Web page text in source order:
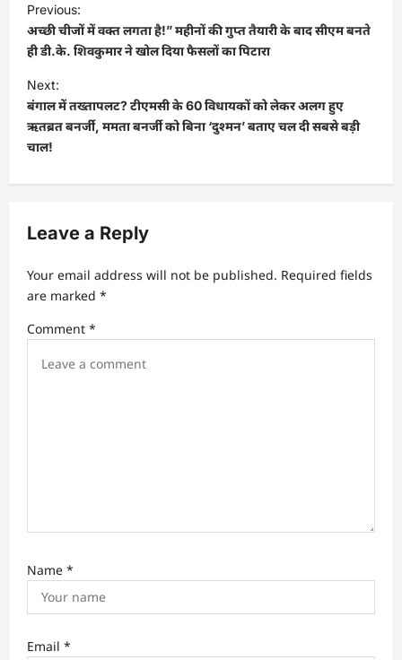
Previous:
अच्छी चीजों में वक्त लगता है!” महीनों की गुप्त तैयारी के बाद सीएम बनते
ही डी.के. शिवकुमार ने खोल दिया फैसलों का पिटारा
Next:
बंगाल में तख्तापलट? टीएमसी के 60 विधायकों को लेकर अलग हुए
ऋतब्रत बनर्जी, ममता बनर्जी को बिना ‘दुश्मन’ बताए चल दी सबसे बड़ी
चाल!
Leave a Reply
Your email address will not be published. Required fields
are marked *
Comment *
Name *
Email *